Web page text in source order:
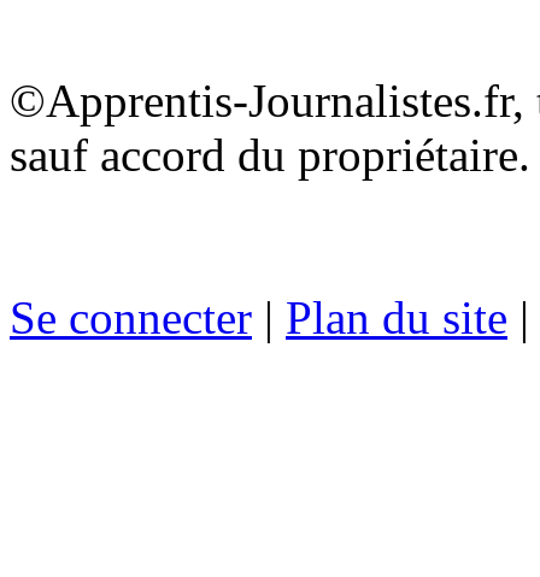
©Apprentis-
sauf accord du propriétaire.
Se connecter | Plan du site |